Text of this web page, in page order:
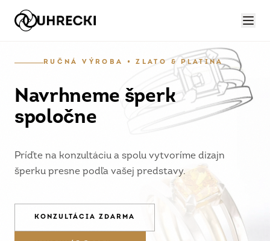
RUČNÁ VÝROBA • ZLATO & PLATINA
Navrhneme šperk
spoločne
Príďte na konzultáciu a spolu vytvoríme dizajn
šperku presne podľa vašej predstavy.
KONZULTÁCIA ZDARMA